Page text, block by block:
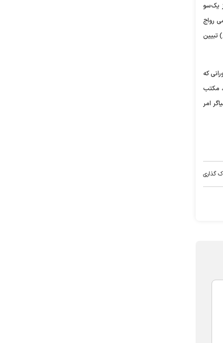
یک‌سو
رواج
تبیین
که
مکتب
امر
گذاری